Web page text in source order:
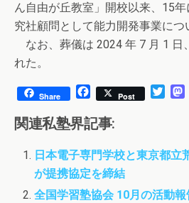
ん自由が丘教室」開校以来、15
究社顧問として能力開発事業につ
なお、葬儀は 2024 年 7 月 1 日
れた。
Share
F
c
e
b
o
o
k
Post
t
e
関連私塾界記事:
日本電子専門学校と東京都立
が提携協定を締結
全国学習塾協会 10月の活動報